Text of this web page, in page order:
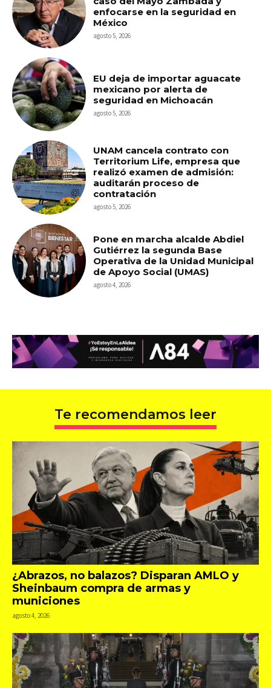
enfocarse en la seguridad en
México
agosto 5, 2026
EU deja de importar aguacate
mexicano por alerta de
seguridad en Michoacán
agosto 5, 2026
UNAM cancela contrato con
Territorium Life, empresa que
realizó examen de admisión:
auditarán proceso de
contratación
agosto 5, 2026
Pone en marcha alcalde Abdiel
Gutiérrez la segunda Base
Operativa de la Unidad Municipal
de Apoyo Social (UMAS)
agosto 4, 2026
Te recomendamos leer
¿Abrazos, no balazos? Disparan AMLO y
Sheinbaum compra de armas y
municiones
agosto 4, 2026